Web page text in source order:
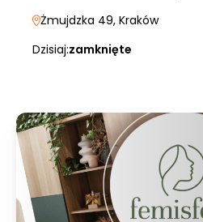
Żmujdzka 49, Kraków
Dzisiaj:zamknięte